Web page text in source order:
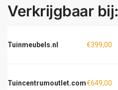
Verkrijgbaar bij:
Tuinmeubels.nl €399,00
Tuincentrumoutlet.com€649,00